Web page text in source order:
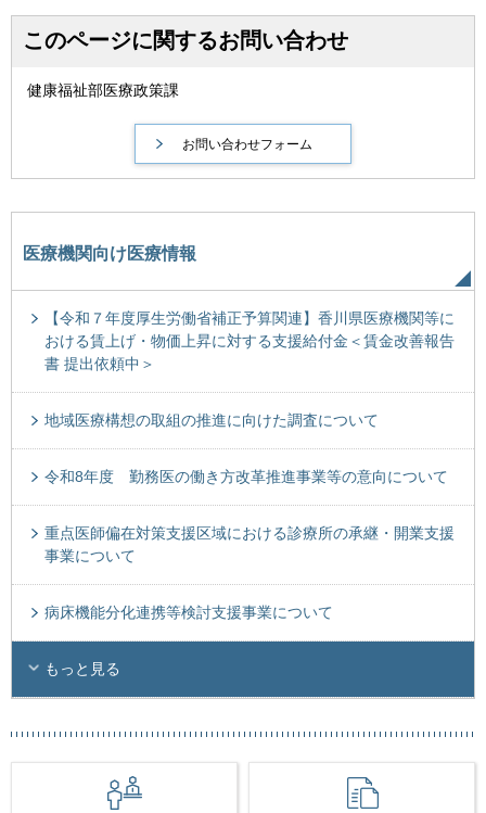
このページに関するお問い合わせ
健康福祉部医療政策課
医療機関向け医療情報
【令和７年度厚生労働省補正予算関連】香川県医療機関等に
おける賃上げ・物価上昇に対する支援給付金＜賃金改善報告
書 提出依頼中＞
地域医療構想の取組の推進に向けた調査について
令和8年度 勤務医の働き方改革推進事業等の意向について
重点医師偏在対策支援区域における診療所の承継・開業支援
事業について
病床機能分化連携等検討支援事業について
もっと見る